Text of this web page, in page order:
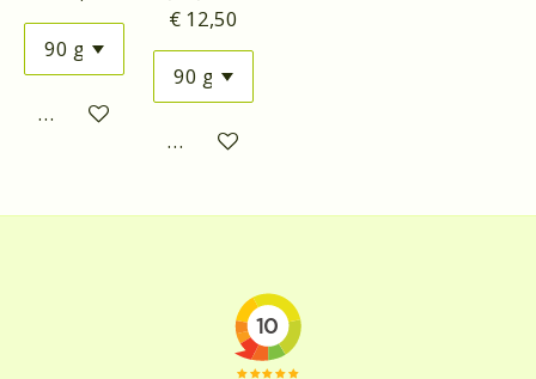
Houd mij op de hoogte
€ 12,50
Houd mij op de hoogte